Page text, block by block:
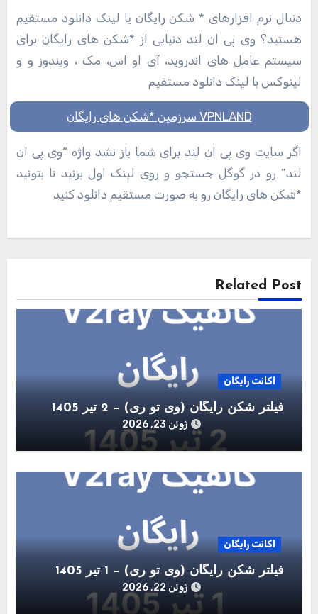
دنبال نرم افزارهای * شکن رایگان یا لینک دانلود مستقیم
هستید؟ وی پی ان لند دنیایی از *شکن های رایگان برای
سیستم عامل های اندروید، آی او اس، مک ، ویندوز و و
لینوکس با لینک دانلود مستقیم
VPNLAND سرزمین *شکن های رایگان
اگر سایت وی پی ان لند برای شما باز نشد واژه “وی پی ان
لند” رو در گوگل جستجو و روی لینک اول بزنید تا بتونید
*شکن های رایگان رو به صورت مستقیم دانلود کنید
راهبری
Related Post
اکانت رایگان
فیلتر شکن رایگان (وی تو ری) – 2 تیر 1405
ژوئن 23, 2026
اکانت رایگان
فیلتر شکن رایگان (وی تو ری) – 1 تیر 1405
ژوئن 22, 2026